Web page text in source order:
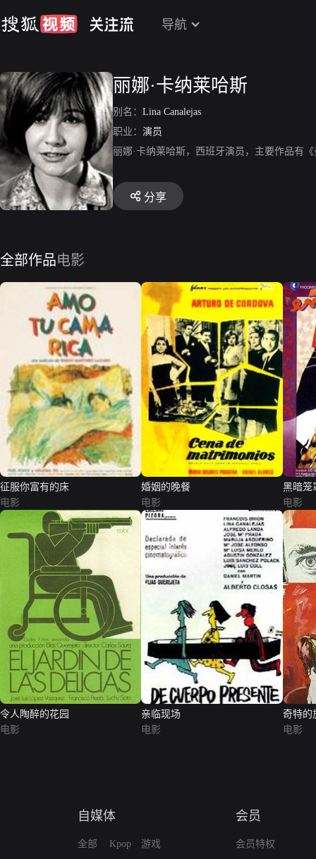
导航
丽娜·卡纳莱哈斯
别名： Lina Canalejas
职业： 演员
丽娜·卡纳莱哈斯，西班牙演员，主要作品有
分享
全部作品电影
征服你富有的床
电影
婚姻的晚餐
电影
黑暗笼
电影
令人陶醉的花园
电影
亲临现场
电影
奇特的
电影
自媒体
全部
Kpop
游戏
会员
会员特权